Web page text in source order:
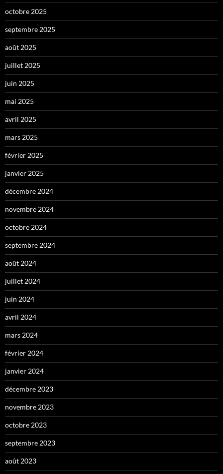
octobre 2025
septembre 2025
août 2025
juillet 2025
juin 2025
mai 2025
avril 2025
mars 2025
février 2025
janvier 2025
décembre 2024
novembre 2024
octobre 2024
septembre 2024
août 2024
juillet 2024
juin 2024
avril 2024
mars 2024
février 2024
janvier 2024
décembre 2023
novembre 2023
octobre 2023
septembre 2023
août 2023